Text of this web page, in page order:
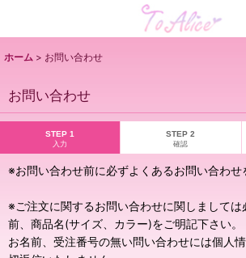
ホーム > お問い合わせ
お問い合わせ
STEP 1
入力
STEP 2
確認
※お問い合わせ前に必ずよくあるお問い合わせ
※ご注文に関するお問い合わせに関しましては
前、商品名(サイズ、カラー)をご明記下さい。
お名前、受注番号の無い問い合わせには個人